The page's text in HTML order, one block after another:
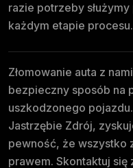
razie potrzeby
każdym etapie procesu.
Złomowanie auta z
bezpieczny sposób na
uszkodzonego
Jastrzębie Zdrój,
pewność, że wszystko
prawem. Skontaktuj się